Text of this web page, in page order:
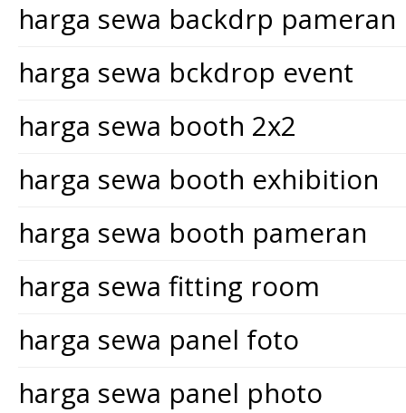
harga sewa backdrp pameran
harga sewa bckdrop event
harga sewa booth 2x2
harga sewa booth exhibition
harga sewa booth pameran
harga sewa fitting room
harga sewa panel foto
harga sewa panel photo